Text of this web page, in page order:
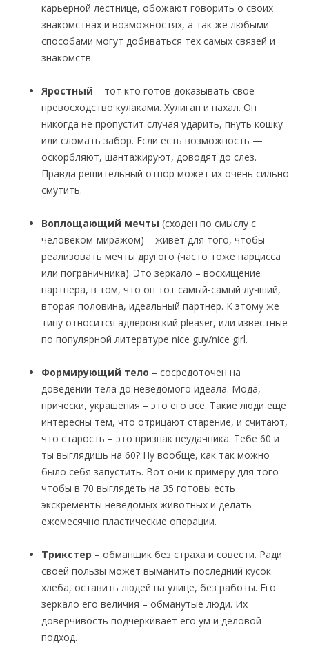
карьерной лестнице, обожают говорить о своих
знакомствах и возможностях, а так же любыми
способами могут добиваться тех самых связей и
знакомств.
Яростный – тот кто готов доказывать свое
превосходство кулаками. Хулиган и нахал. Он
никогда не пропустит случая ударить, пнуть кошку
или сломать забор. Если есть возможность —
оскорбляют, шантажируют, доводят до слез.
Правда решительный отпор может их очень сильно
смутить.
Воплощающий мечты (сходен по смыслу с
человеком-миражом) – живет для того, чтобы
реализовать мечты другого (часто тоже нарцисса
или пограничника). Это зеркало – восхищение
партнера, в том, что он тот самый-самый лучший,
вторая половина, идеальный партнер. К этому же
типу относится адлеровский pleaser, или известные
по популярной литературе nice guy/nice girl.
Формирующий тело – сосредоточен на
доведении тела до неведомого идеала. Мода,
прически, украшения – это его все. Такие люди еще
интересны тем, что отрицают старение, и считают,
что старость – это признак неудачника. Тебе 60 и
ты выглядишь на 60? Ну вообще, как так можно
было себя запустить. Вот они к примеру для того
чтобы в 70 выглядеть на 35 готовы есть
экскременты неведомых животных и делать
ежемесячно пластические операции.
Трикстер – обманщик без страха и совести. Ради
своей пользы может выманить последний кусок
хлеба, оставить людей на улице, без работы. Его
зеркало его величия – обманутые люди. Их
доверчивость подчеркивает его ум и деловой
подход.